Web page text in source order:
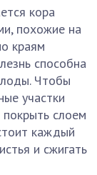
кора
похожие на
краям
способна
Чтобы
участки
слоем
каждый
и сжигать